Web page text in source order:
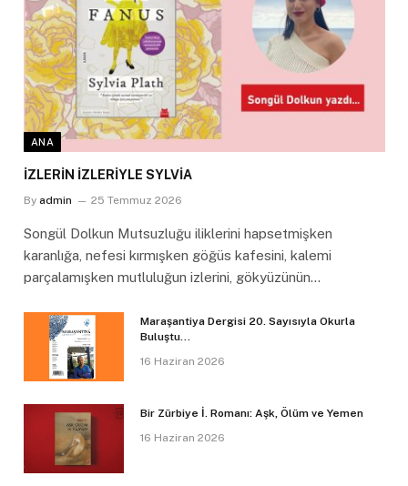
ANA
İZLERİN İZLERİYLE SYLVİA
By admin 25 Temmuz 2026
Songül Dolkun Mutsuzluğu iliklerini hapsetmişken
karanlığa, nefesi kırmışken göğüs kafesini, kalemi
parçalamışken mutluluğun izlerini, gökyüzünün…
Maraşantiya Dergisi 20. Sayısıyla Okurla
Buluştu…
16 Haziran 2026
Bir Zürbiye İ. Romanı: Aşk, Ölüm ve Yemen
16 Haziran 2026